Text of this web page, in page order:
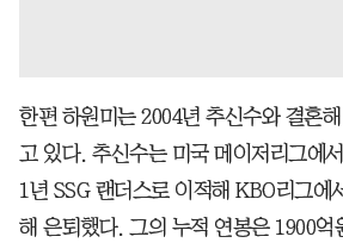
한편 하원미는 2004년 추신수와 결혼
고 있다. 추신수는 미국 메이저리그에
1년 SSG 랜더스로 이적해 KBO리그에
해 은퇴했다. 그의 누적 연봉은 1900억